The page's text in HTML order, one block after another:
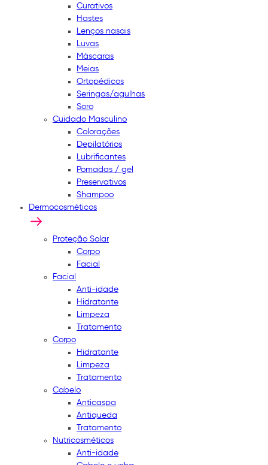
Curativos
Hastes
Lenços nasais
Luvas
Máscaras
Meias
Ortopédicos
Seringas/agulhas
Soro
Cuidado Masculino
Colorações
Depilatórios
Lubrificantes
Pomadas / gel
Preservativos
Shampoo
Dermocosméticos
Proteção Solar
Corpo
Facial
Facial
Anti-idade
Hidratante
Limpeza
Tratamento
Corpo
Hidratante
Limpeza
Tratamento
Cabelo
Anticaspa
Antiqueda
Tratamento
Nutricosméticos
Anti-idade